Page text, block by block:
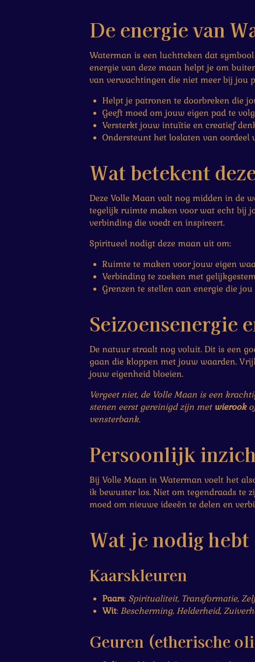
De energie van
Waterman is een luchtteken dat
energie van deze maan helpt je om
van verwachtingen die niet meer bij jou
Helpt je patronen te doorbreken die
Geeft moed om jouw eigen pad te
Versterkt jouw intuïtie en creatief
Ondersteunt het loslaten van oordeel
Wat betekent
Deze Volle Maan valt nog midden in de
tegelijk ruimte maken voor wat echt bij
verbinding die voedt en inspireert.
Spiritueel nodigt deze maan uit om:
Ruimte te maken voor jouw eigen
Verbinding te zoeken met
Grenzen te stellen aan energie die
Seizoensenergie
De natuur straalt nog voluit. Dit is een
gaan die kloppen met jouw waarden.
jouw eigenheid bloeien.
Vergeet niet, de Volle Maan is een
stenen eerst gereinigd zijn met wierook
vensterbank.
Persoonlijk
Bij Volle Maan in Waterman voelt het
ik bewuster los. Niet om tegendraads te
moed om nieuwe ideeën te delen en
Wat je nodig hebt
Kaarskleuren
Paars: Spiritualiteit, Transformatie,
Wit: Bescherming, Helderheid,
Geuren (etherische